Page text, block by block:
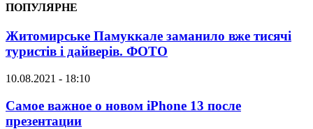
ПОПУЛЯРНЕ
Житомирське Памуккале заманило вже тисячі
туристів і дайверів. ФОТО
10.08.2021 - 18:10
Самое важное о новом iPhone 13 после
презентации